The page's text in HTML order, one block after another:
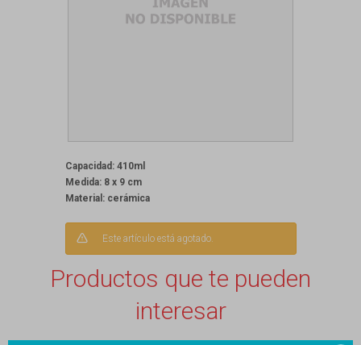
Capacidad: 410ml
Medida: 8 x 9 cm
Material: cerámica
Este artículo está agotado.
Productos que te pueden
interesar